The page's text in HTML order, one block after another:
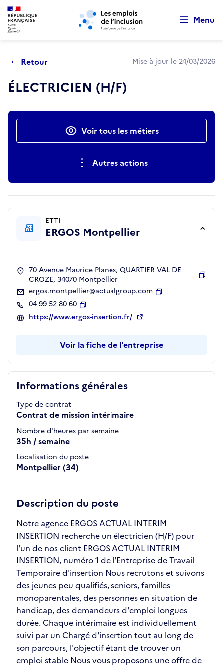
Aller au menu principal Aller au contenu principal
Menu
Retour Mise à jour le 24/03/2026
ÉLECTRICIEN (H/F)
Actions rapidesVoir tous les métiers
Autres actions
Informations générales
Type de contrat
Contrat de mission intérimaire
Nombre d'heures par semaine
35h / semaine
Localisation du poste
Montpellier (34)
Description du poste
Notre agence ERGOS ACTUAL INTERIM
INSERTION recherche un électricien (H/F) pour
l'un de nos client ERGOS ACTUAL INTERIM
INSERTION, numéro 1 de l'Entreprise de Travail
Temporaire d'insertion Nous recrutons et suivons
des jeunes peu qualifiés, seniors, familles
monoparentales, des personnes en situation de
handicap, des demandeurs d'emploi longues
durée. Chaque intérimaire est individuellement
suivi par un Chargé d'insertion tout au long de
son parcours, l'objectif étant de trouver un
emploi stable Nous vous proposons une offre de
ETTI
ERGOS Montpellier
70 Avenue Maurice Planès, QUARTIER VAL DE
CROZE, 34070 Montpellier
ergos.montpellier@actualgroup.com
04 99 52 80 60
Copier
https://www.ergos-insertion.fr/
Voir la fiche de l'entreprise
Retour au début de la page
Panneau de gestion des cookies